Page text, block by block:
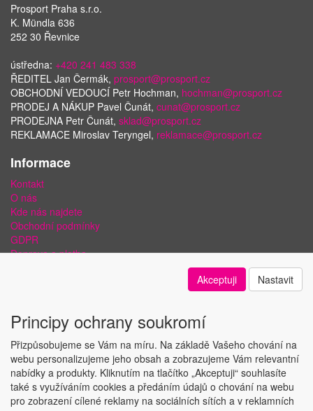
Prosport Praha s.r.o.
K. Mündla 636
252 30 Řevnice
ústředna: +420 241 483 338
ŘEDITEL Jan Čermák, prosport@prosport.cz
OBCHODNÍ VEDOUCÍ Petr Hochman, hochman@prosport.cz
PRODEJ A NÁKUP Pavel Čunát, cunat@prosport.cz
PRODEJNA Petr Čunát, sklad@prosport.cz
REKLAMACE Miroslav Teryngel, reklamace@prosport.cz
Informace
Kontakt
O nás
Kde nás najdete
Obchodní podmínky
GDPR
Doprava a platba
Copyright © ABRA Software a.s. 2018
Akceptuji Nastavit
Principy ochrany soukromí
Přizpůsobujeme se Vám na míru. Na základě Vašeho chování na
webu personalizujeme jeho obsah a zobrazujeme Vám relevantní
nabídky a produkty. Kliknutím na tlačítko „Akceptuji“ souhlasíte
také s využíváním cookies a předáním údajů o chování na webu
pro zobrazení cílené reklamy na sociálních sítích a v reklamních